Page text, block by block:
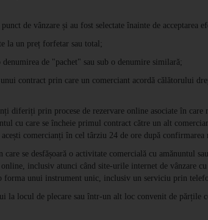
de vânzare și au fost selectate înainte de acceptarea
la un preț forfetar sau total;
denumirea de "pachet" sau sub o denumire similară;
contract prin care un comerciant acordă călătorului
diferiți prin procese de rezervare online asociate în care
cu care se încheie primul contract către un alt
acești comercianți în cel târziu 24 de ore după
se desfășoară o activitate comercială cu amănuntul
inclusiv atunci când site-urile internet de vânzare
forma unui instrument unic, inclusiv un serviciu prin
la locul de plecare sau într-un alt loc convenit de părțile